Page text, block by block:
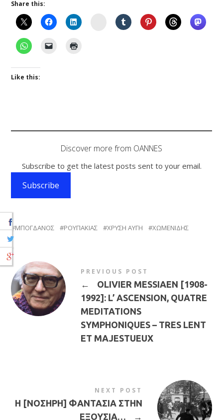
Share this:
Instagram
Like this:
Discover more from OANNES
Subscribe to get the latest posts sent to your email.
Subscribe
ΜΠΟΓΔΑΝΟΣ ΡΟΥΠΑΚΙΑΣ ΧΡΥΣΗ ΑΥΓΗ ΧΩΜΕΝΙΔΗΣ
PREVIOUS POST
←
OLIVIER MESSIAEN [1908-
1992]: L’ ASCENSION, QUATRE
MEDITATIONS
SYMPHONIQUES – TRES LENT
ET MAJESTUEUX
NEXT POST
Η [ΝΟΣΗΡΗ] ΦΑΝΤΑΣΙΑ ΣΤΗΝ
ΕΞΟΥΣΙΑ…
→